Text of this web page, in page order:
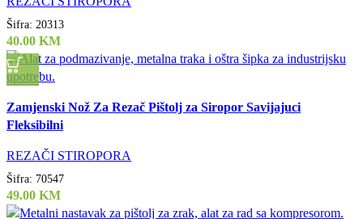
Šifra: 20313
40.00 KM
Quick view
Dodaj u listu želja
Zamjenski Nož Za Rezač Pištolj za Siropor Savijajuci
Fleksibilni
REZAČI STIROPORA
Šifra: 70547
49.00 KM